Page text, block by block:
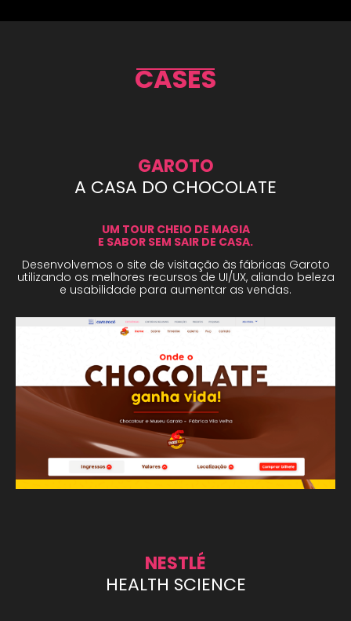
CASES
GAROTO
A CASA DO CHOCOLATE
UM TOUR CHEIO DE MAGIA
E SABOR SEM SAIR DE CASA.
Desenvolvemos o site de visitação às fábricas Garoto
utilizando os melhores recursos de UI/UX, aliando beleza
e usabilidade para aumentar as vendas.
NESTLÉ
HEALTH SCIENCE